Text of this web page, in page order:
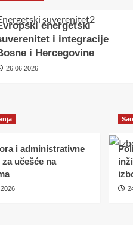
energetski
i integracije
i Hercegovine
26.06.2026
i administrativne
za učešće na